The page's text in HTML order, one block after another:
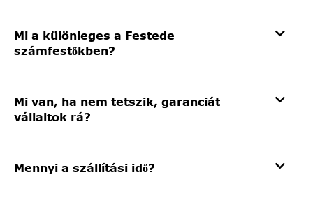
Mi a különleges a Festede
számfestőkben?
Mi van, ha nem tetszik, garanciát
vállaltok rá?
Mennyi a szállítási idő?